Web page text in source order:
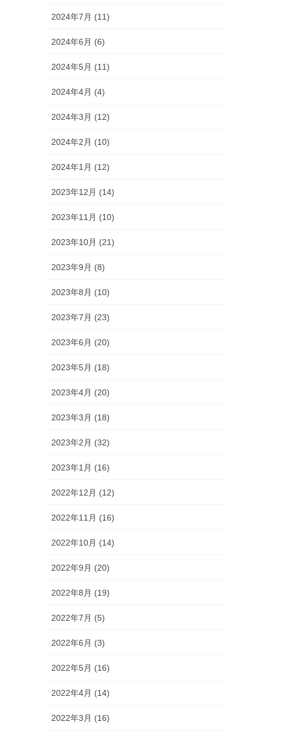
2024年7月 (11)
2024年6月 (6)
2024年5月 (11)
2024年4月 (4)
2024年3月 (12)
2024年2月 (10)
2024年1月 (12)
2023年12月 (14)
2023年11月 (10)
2023年10月 (21)
2023年9月 (8)
2023年8月 (10)
2023年7月 (23)
2023年6月 (20)
2023年5月 (18)
2023年4月 (20)
2023年3月 (18)
2023年2月 (32)
2023年1月 (16)
2022年12月 (12)
2022年11月 (16)
2022年10月 (14)
2022年9月 (20)
2022年8月 (19)
2022年7月 (5)
2022年6月 (3)
2022年5月 (16)
2022年4月 (14)
2022年3月 (16)